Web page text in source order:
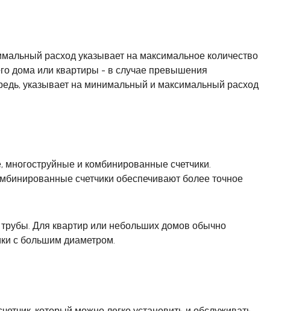
расход указывает на максимальное количество
дома или квартиры - в случае превышения
указывает на минимальный и максимальный расход
и комбинированные счетчики.
счетчики обеспечивают более точное
Для квартир или небольших домов обычно
с большим диаметром.